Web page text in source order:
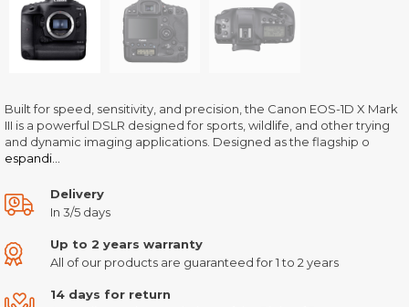
Built for speed, sensitivity, and precision, the Canon EOS-1D X Mark
III is a powerful DSLR designed for sports, wildlife, and other trying
and dynamic imaging applications. Designed as the flagship o
espandi...
Delivery
In 3/5 days
Up to 2 years warranty
All of our products are guaranteed for 1 to 2 years
14 days for return